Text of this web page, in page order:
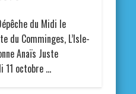
du Midi le
du Comminges, L’Isle-
Anaïs Juste
11 octobre …